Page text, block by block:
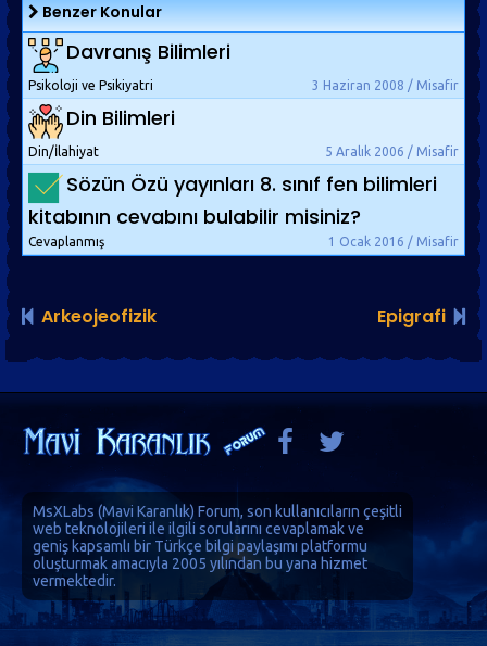
Benzer Konular
Davranış Bilimleri
3 Haziran 2008 / Misafir
Psikoloji ve Psikiyatri
Din Bilimleri
5 Aralık 2006 / Misafir
Din/İlahiyat
Sözün Özü yayınları 8. sınıf fen bilimleri
kitabının cevabını bulabilir misiniz?
1 Ocak 2016 / Misafir
Cevaplanmış
Arkeojeofizik Epigrafi
MsXLabs (Mavi Karanlık) Forum, son kullanıcıların çeşitli
web teknolojileri ile ilgili sorularını cevaplamak ve
geniş kapsamlı bir Türkçe bilgi paylaşımı platformu
oluşturmak amacıyla 2005 yılından bu yana hizmet
vermektedir.